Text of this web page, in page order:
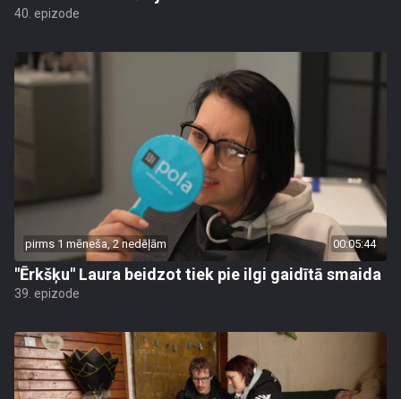
40. epizode
pirms 1 mēneša, 2 nedēļām 00:05:44
"Ērkšķu" Laura beidzot tiek pie ilgi gaidītā smaida
39. epizode